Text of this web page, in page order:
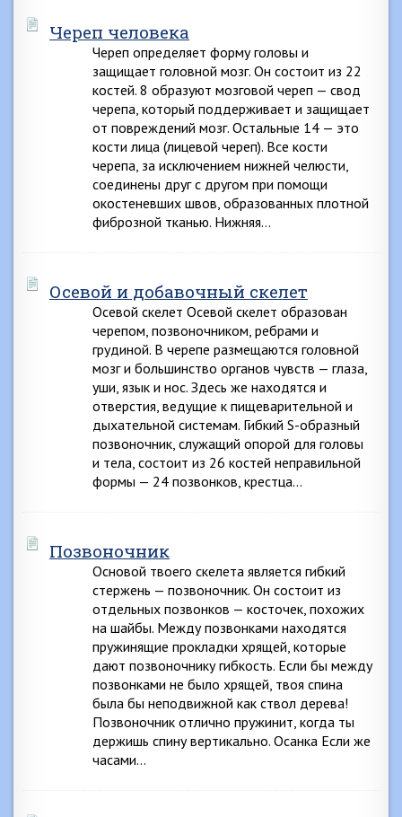
Череп человека
Череп определяет форму головы и
защищает головной мозг. Он состоит из 22
костей. 8 образуют мозговой череп — свод
черепа, который поддерживает и защищает
от повреждений мозг. Остальные 14 — это
кости лица (лицевой череп). Все кости
черепа, за исключением нижней челюсти,
соединены друг с другом при помощи
окостеневших швов, образованных плотной
фиброзной тканью. Нижняя…
Осевой и добавочный скелет
Осевой скелет Осевой скелет образован
черепом, позвоночником, ребрами и
грудиной. В черепе размещаются головной
мозг и большинство органов чувств — глаза,
уши, язык и нос. Здесь же находятся и
отверстия, ведущие к пищеварительной и
дыхательной системам. Гибкий S-образный
позвоночник, служащий опорой для головы
и тела, состоит из 26 костей неправильной
формы — 24 позвонков, крестца…
Позвоночник
Основой твоего скелета является гибкий
стержень — позвоночник. Он состоит из
отдельных позвонков — косточек, похожих
на шайбы. Между позвонками находятся
пружинящие прокладки хрящей, которые
дают позвоночнику гибкость. Если бы между
позвонками не было хрящей, твоя спина
была бы неподвижной как ствол дерева!
Позвоночник отлично пружинит, когда ты
держишь спину вертикально. Осанка Если же
часами…